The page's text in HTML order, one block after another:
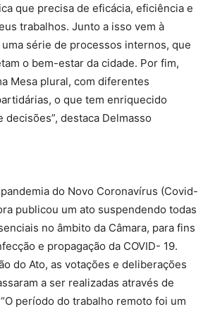
que precisa de eficácia, eficiência e
trabalhos. Junto a isso vem à
série de processos internos, que
o bem-estar da cidade. Por fim,
Mesa plural, com diferentes
o que tem enriquecido
decisões”, destaca Delmasso
do Novo Coronavírus (Covid-
publicou um ato suspendendo todas
no âmbito da Câmara, para fins
e propagação da COVID- 19.
do Ato, as votações e deliberações
a ser realizadas através de
período do trabalho remoto foi um